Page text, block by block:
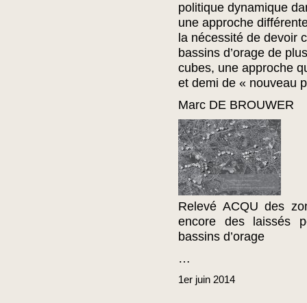
politique dynamique
une approche
la nécessité de devoir
bassins d’orage de
cubes, une approche
et demi de « nouveau
Marc DE BROUWER
Relevé ACQU des
encore des laissés
bassins d’orage
…
1er juin 2014